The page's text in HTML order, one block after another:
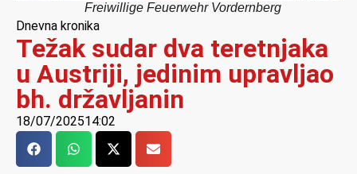
Freiwillige Feuerwehr Vordernberg
Dnevna kronika
Težak sudar dva teretnjaka
u Austriji, jedinim upravljao
bh. državljanin
18/07/202514:02